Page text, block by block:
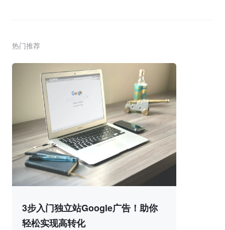
热门推荐
3步入门独立站Google广告！助你
轻松实现高转化